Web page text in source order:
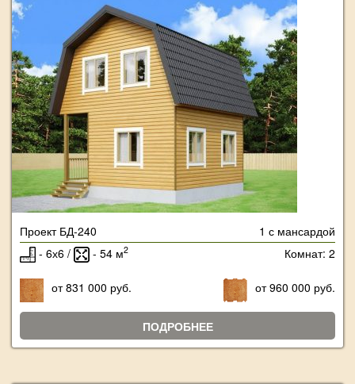
Проект БД-240
1 с мансардой
- 6х6 /
- 54 м2 Комнат: 2
от 831 000 руб. от 960 000 руб.
ПОДРОБНЕЕ